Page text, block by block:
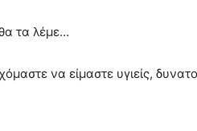
τα λέμε…
να είμαστε υγιείς,